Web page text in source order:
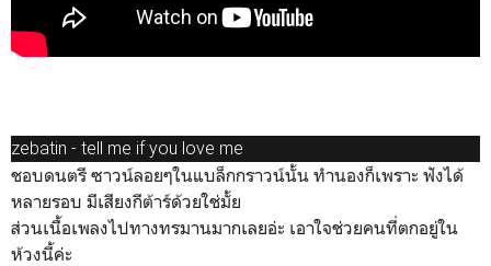
zebatin - tell me if you love me
ชอบดนตรี ซาวน์ลอยๆในแบล็กกราวน์นั้น ทำนองก็เพราะ ฟังได้
หลายรอบ มีเสียงกีต้าร์ด้วยใช่มั้ย
ส่วนเนื้อเพลงไปทางทรมานมากเลยอ่ะ เอาใจช่วยคนที่ตกอยู่ใน
ห้วงนี้ค่ะ